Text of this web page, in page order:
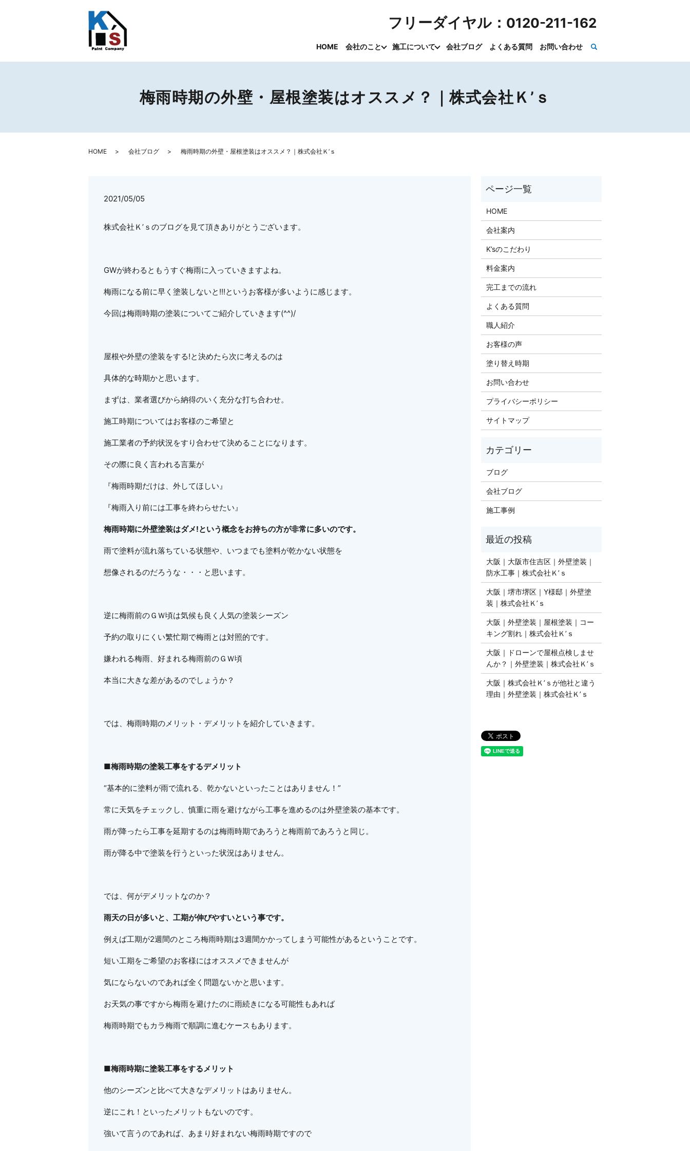
HOME 会社のこと 施工について 会社ブログ よくある質問 お問い合わせ
フリーダイヤル： 0120-211-162
梅雨時期の外壁・屋根塗装はオススメ？｜株式会社Ｋ’ｓ
HOME 会社ブログ 梅雨時期の外壁・屋根塗装はオススメ？｜株式会社Ｋ’ｓ
2021/05/05
株式会社Ｋ’ｓのブログを見て頂きありがとうございます。
GWが終わるともうすぐ梅雨に入っていきますよね。
梅雨になる前に早く塗装しないと!!!というお客様が多いように感じます。
今回は梅雨時期の塗装についてご紹介していきます(^^)/
屋根や外壁の塗装をする!と決めたら次に考えるのは
具体的な時期かと思います。
まずは、業者選びから納得のいく充分な打ち合わせ。
施工時期についてはお客様のご希望と
施工業者の予約状況をすり合わせて決めることになります。
その際に良く言われる言葉が
『梅雨時期だけは、外してほしい』
『梅雨入り前には工事を終わらせたい』
梅雨時期に外壁塗装はダメ!という概念をお持ちの方が非常に多いのです。
雨で塗料が流れ落ちている状態や、いつまでも塗料が乾かない状態を
想像されるのだろうな・・・と思います。
逆に梅雨前のＧＷ頃は気候も良く人気の塗装シーズン
予約の取りにくい繁忙期で梅雨とは対照的です。
嫌われる梅雨、好まれる梅雨前のＧＷ頃
本当に大きな差があるのでしょうか？
では、梅雨時期のメリット・デメリットを紹介していきます。
■梅雨時期の塗装工事をするデメリット
“基本的に塗料が雨で流れる、乾かないといったことはありません！”
常に天気をチェックし、慎重に雨を避けながら工事を進めるのは外壁塗装の基本です。
雨が降ったら工事を延期するのは梅雨時期であろうと梅雨前であろうと同じ。
雨が降る中で塗装を行うといった状況はありません。
では、何がデメリットなのか？
雨天の日が多いと、工期が伸びやすいという事です。
例えば工期が2週間のところ梅雨時期は3週間かかってしまう可能性があるということです。
短い工期をご希望のお客様にはオススメできませんが
気にならないのであれば全く問題ないかと思います。
お天気の事ですから梅雨を避けたのに雨続きになる可能性もあれば
梅雨時期でもカラ梅雨で順調に進むケースもあります。
■梅雨時期に塗装工事をするメリット
他のシーズンと比べて大きなデメリットはありません。
逆にこれ！といったメリットもないのです。
強いて言うのであれば、あまり好まれない梅雨時期ですので
HOME
会社案内
K’sのこだわり
料金案内
完工までの流れ
よくある質問
職人紹介
お客様の声
塗り替え時期
お問い合わせ
プライバシーポリシー
サイトマップ
ブログ
会社ブログ
施工事例
大阪｜大阪市住吉区｜外壁塗装｜
防水工事｜株式会社Ｋ’ｓ
大阪｜堺市堺区｜Y様邸｜外壁塗
装｜株式会社Ｋ’ｓ
大阪｜外壁塗装｜屋根塗装｜コー
キング割れ｜株式会社Ｋ’ｓ
大阪｜ドローンで屋根点検しませ
んか？｜外壁塗装｜株式会社Ｋ’ｓ
​​​​​​大阪｜株式会社Ｋ’ｓが他社と違う
理由｜外壁塗装｜株式会社Ｋ’ｓ